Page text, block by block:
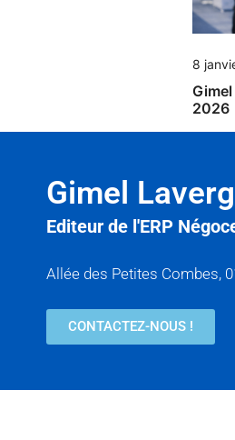
8
2026
Gimel
Editeur de l'ERP
Allée des Petites Combes,
CONTACTEZ-NOUS !